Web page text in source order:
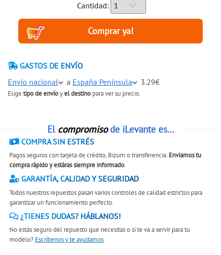
Cantidad:
GASTOS DE ENVÍO
Envio nacional
a España Peninsula 3.29€
Elige tipo de envíoyel destino para ver su precio.
El compromisode iLevante es...
COMPRA SIN ESTRÉS
Pagos seguros con tarjeta de crédito, Bizum o transferencia. Enviamos tu
compra rápido y estáras siempre informado.
GARANTÍA, CALIDAD Y SEGURIDAD
Todos nuestros repuestos pasan varios controles de calidad estrictos para
garantizar un funcionamiento perfecto.
¿TIENES DUDAS? HÁBLANOS!
No estás seguro del repuesto que necesitas o si te va a servir para tu
modelo? Escríbenos y te ayudamos